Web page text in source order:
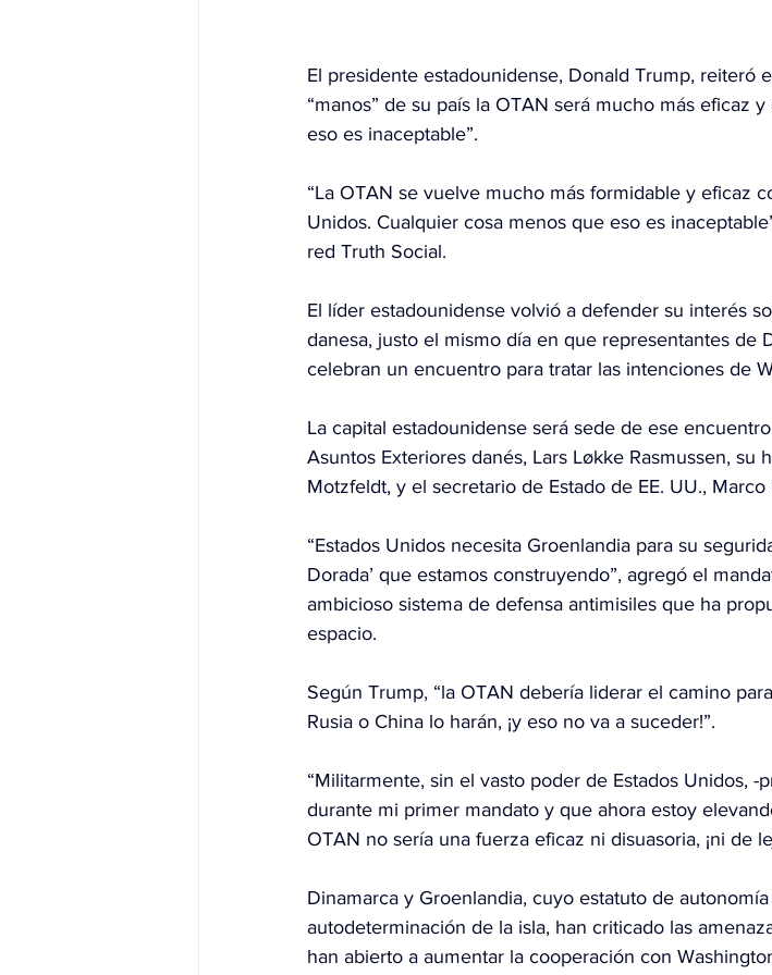
El presidente estadounidense, Donald Trump, reiteró
“manos” de su país la OTAN será mucho más eficaz
eso es inaceptable”.
“La OTAN se vuelve mucho más formidable y eficaz
Unidos. Cualquier cosa menos que eso es
red Truth Social.
El líder estadounidense volvió a defender su interés
danesa, justo el mismo día en que representantes de
celebran un encuentro para tratar las intenciones de
La capital estadounidense será sede de ese
Asuntos Exteriores danés, Lars Løkke Rasmussen, su
Motzfeldt, y el secretario de Estado de EE. UU., Marco
“Estados Unidos necesita Groenlandia para su
Dorada’ que estamos construyendo”, agregó el
ambicioso sistema de defensa antimisiles que ha
espacio.
Según Trump, “la OTAN debería liderar el camino
Rusia o China lo harán, ¡y eso no va a suceder!”.
“Militarmente, sin el vasto poder de Estados Unidos,
durante mi primer mandato y que ahora estoy
OTAN no sería una fuerza eficaz ni disuasoria, ¡ni de
Dinamarca y Groenlandia, cuyo estatuto de
autodeterminación de la isla, han criticado las
han abierto a aumentar la cooperación con